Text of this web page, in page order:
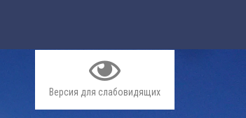
Версия для слабовидящих